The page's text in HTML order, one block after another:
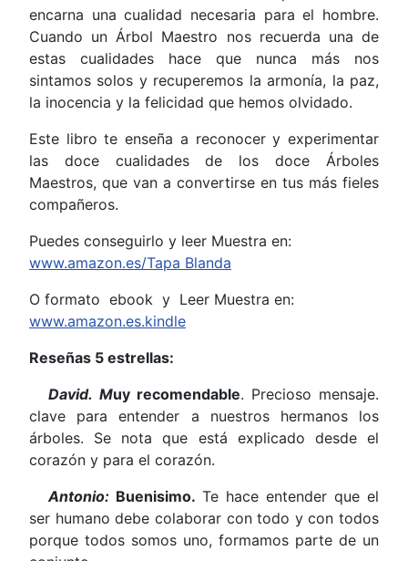
encarna una cualidad necesaria para el hombre.
Cuando un Árbol Maestro nos recuerda una de
estas cualidades hace que nunca más nos
sintamos solos y recuperemos la armonía, la paz,
la inocencia y la felicidad que hemos olvidado.
Este libro te enseña a reconocer y experimentar
las doce cualidades de los doce Árboles
Maestros, que van a convertirse en tus más fieles
compañeros.
Puedes conseguirlo y leer Muestra en:
www.amazon.es/Tapa Blanda
O formato ebook y Leer Muestra en:
www.amazon.es.kindle
Reseñas 5 estrellas:
David. Muy recomendable. Precioso mensaje.
clave para entender a nuestros hermanos los
árboles. Se nota que está explicado desde el
corazón y para el corazón.
Antonio: Buenisimo. Te hace entender que el
ser humano debe colaborar con todo y con todos
porque todos somos uno, formamos parte de un